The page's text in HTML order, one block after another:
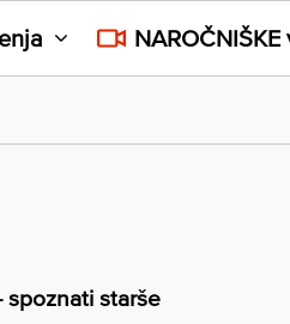
spoznati starše